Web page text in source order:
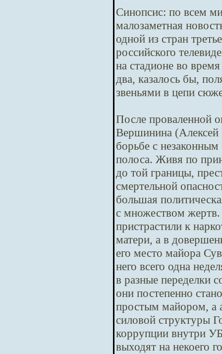
Синопсис: по всем
малозаметная
одной из стран
российского
на стадионе во
два, казалось бы,
звеньями в цепи
После проваленной
Вершинина (Алексей
борьбе с
полоса. Живя по
до той границы,
смертельной
большая
с множеством
пристрастили к
матери, а в
его место майора
него всего одна
в разные переделки
они постепенно
простым майором, а
силовой структуры
коррупции внутри
выходят на некоего